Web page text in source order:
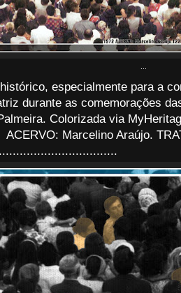
especialmente para a
durante as comemorações
Colorizada via
ACERVO: Marcelino Araújo.